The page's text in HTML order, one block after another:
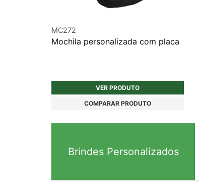
MC272
Mochila personalizada com placa
VER PRODUTO
COMPARAR PRODUTO
Brindes Personalizados